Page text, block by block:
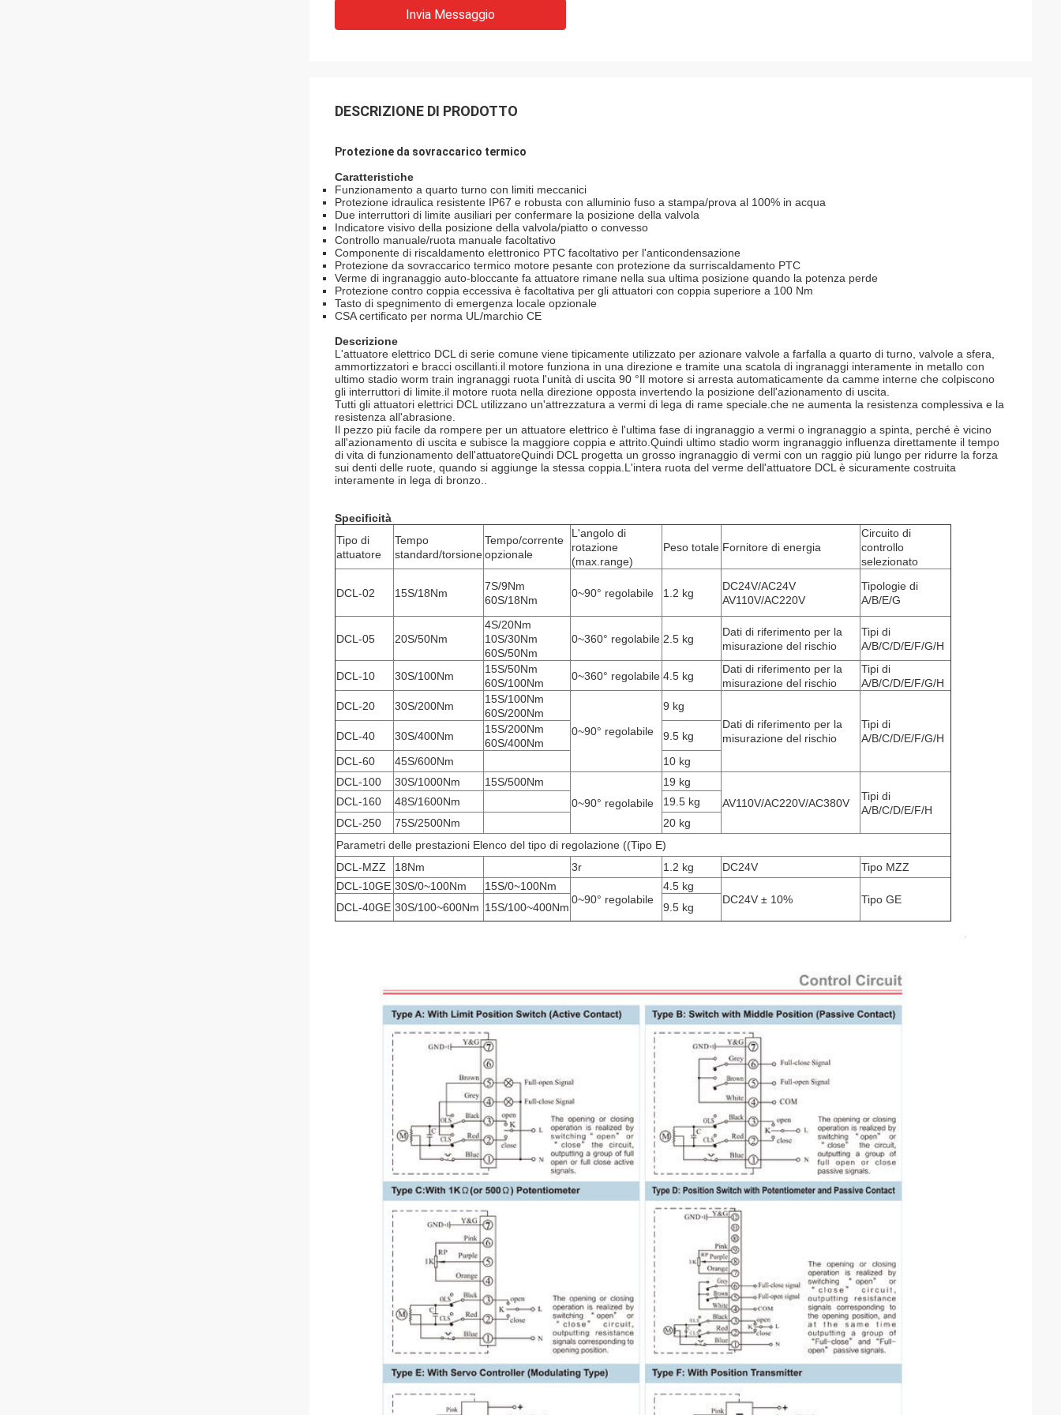
Invia Messaggio
DESCRIZIONE DI PRODOTTO
Protezione da sovraccarico termico
Caratteristiche
Funzionamento a quarto turno con limiti meccanici
Protezione idraulica resistente IP67 e robusta con alluminio fuso a stampa/prova al 100% in acqua
Due interruttori di limite ausiliari per confermare la posizione della valvola
Indicatore visivo della posizione della valvola/piatto o convesso
Controllo manuale/ruota manuale facoltativo
Componente di riscaldamento elettronico PTC facoltativo per l'anticondensazione
Protezione da sovraccarico termico motore pesante con protezione da surriscaldamento PTC
Verme di ingranaggio auto-bloccante fa attuatore rimane nella sua ultima posizione quando la potenza perde
Protezione contro coppia eccessiva è facoltativa per gli attuatori con coppia superiore a 100 Nm
Tasto di spegnimento di emergenza locale opzionale
CSA certificato per norma UL/marchio CE
Descrizione
L'attuatore elettrico DCL di serie comune viene tipicamente utilizzato per azionare valvole a farfalla a quarto di turno, valvole a sfera,
ammortizzatori e bracci oscillanti.il motore funziona in una direzione e tramite una scatola di ingranaggi interamente in metallo con
ultimo stadio worm train ingranaggi ruota l'unità di uscita 90 °Il motore si arresta automaticamente da camme interne che colpiscono
gli interruttori di limite.il motore ruota nella direzione opposta invertendo la posizione dell'azionamento di uscita.
Tutti gli attuatori elettrici DCL utilizzano un'attrezzatura a vermi di lega di rame speciale.che ne aumenta la resistenza complessiva e la
resistenza all'abrasione.
Il pezzo più facile da rompere per un attuatore elettrico è l'ultima fase di ingranaggio a vermi o ingranaggio a spinta, perché è vicino
all'azionamento di uscita e subisce la maggiore coppia e attrito.Quindi ultimo stadio worm ingranaggio influenza direttamente il tempo
di vita di funzionamento dell'attuatoreQuindi DCL progetta un grosso ingranaggio di vermi con un raggio più lungo per ridurre la forza
sui denti delle ruote, quando si aggiunge la stessa coppia.L'intera ruota del verme dell'attuatore DCL è sicuramente costruita
interamente in lega di bronzo..
Specificità
Tipo di
attuatore
Tempo
standard/torsione
Tempo/corrente
opzionale
L'angolo di
rotazione
(max.range)
Peso totale Fornitore di energia
Circuito di
controllo
selezionato
DCL-02 15S/18Nm
7S/9Nm
60S/18Nm
0~90° regolabile 1.2 kg
DC24V/AC24V
AV110V/AC220V
Tipologie di
A/B/E/G
DCL-05 20S/50Nm
4S/20Nm
10S/30Nm
60S/50Nm
0~360° regolabile 2.5 kg
Dati di riferimento per la
misurazione del rischio
Tipi di
A/B/C/D/E/F/G/H
DCL-10 30S/100Nm
15S/50Nm
60S/100Nm
0~360° regolabile 4.5 kg
Dati di riferimento per la
misurazione del rischio
Tipi di
A/B/C/D/E/F/G/H
DCL-20
30S/200Nm
15S/100Nm
60S/200Nm
0~90° regolabile
9 kg
Dati di riferimento per la
misurazione del rischio
Tipi di
A/B/C/D/E/F/G/H
DCL-40 30S/400Nm
15S/200Nm
60S/400Nm
9.5 kg
DCL-60
45S/600Nm
10 kg
DCL-100
30S/1000Nm
15S/500Nm
0~90° regolabile
19 kg
AV110V/AC220V/AC380V
Tipi di
A/B/C/D/E/F/H
DCL-160 48S/1600Nm
19.5 kg
DCL-250
75S/2500Nm
20 kg
Parametri delle prestazioni Elenco del tipo di regolazione ((Tipo E)
DCL-MZZ
18Nm 3r 1.2 kg DC24V
Tipo MZZ
DCL-10GE 30S/0~100Nm
15S/0~100Nm
0~90° regolabile
4.5 kg
DC24V ± 10%
Tipo GE
DCL-40GE 30S/100~600Nm 15S/100~400Nm 9.5 kg